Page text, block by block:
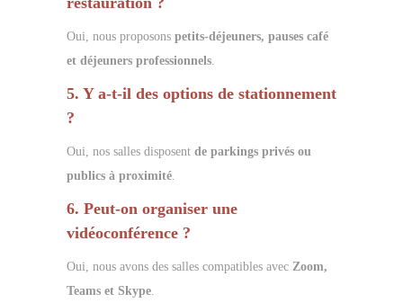
Oui, nous proposons petits-déjeuners, pauses café
et déjeuners professionnels.
5. Y a-t-il des options de stationnement
?
Oui, nos salles disposent de parkings privés ou
publics à proximité.
6. Peut-on organiser une
vidéoconférence ?
Oui, nous avons des salles compatibles avec Zoom,
Teams et Skype.